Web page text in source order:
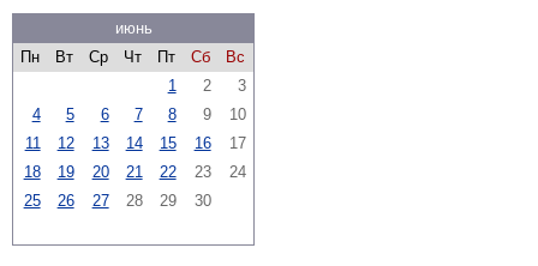
июнь
Пн
Вт Ср Чт Пт Сб
Вс
1
2
3
4
5 6 7 8 9
10
11
12 13 14 15 16
17
18
19 20 21 22 23
24
25
26 27 28 29 30